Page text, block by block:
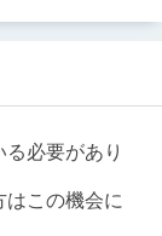
必要があり
この機会に